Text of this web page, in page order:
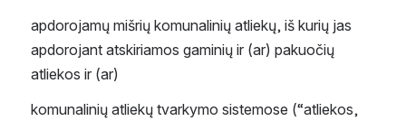
apdorojamų mišrių komunalinių atliekų, iš kurių jas
apdorojant atskiriamos gaminių ir (ar) pakuočių
atliekos ir (ar)
komunalinių atliekų tvarkymo sistemose (“atliekos,